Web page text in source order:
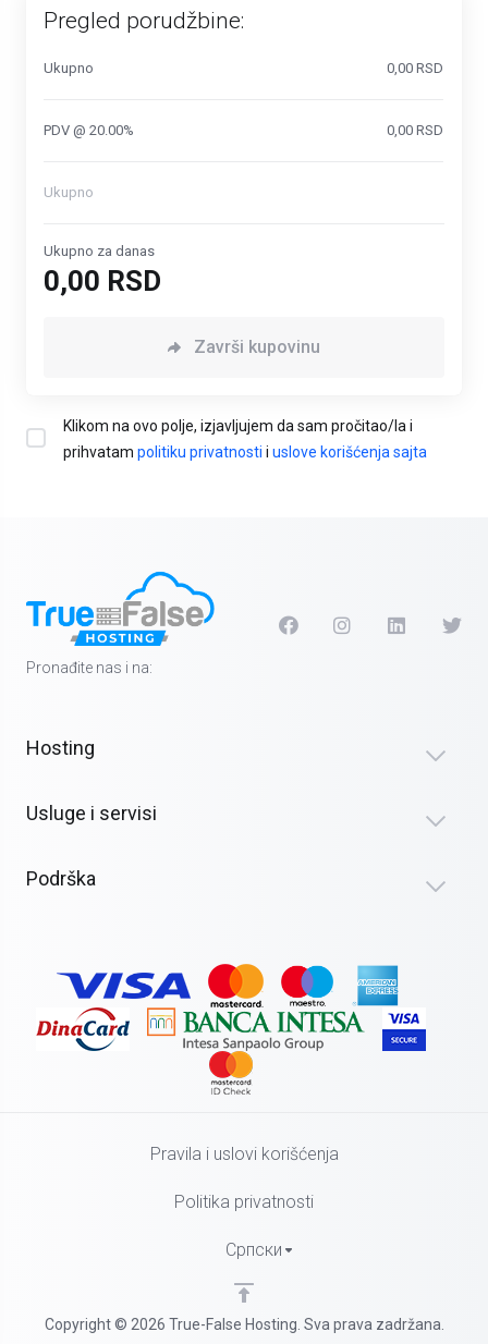
Pregled porudžbine:
Ukupno 0,00 RSD
PDV @ 20.00% 0,00 RSD
Ukupno
Ukupno za danas
0,00 RSD
Završi kupovinu
Klikom na ovo polje, izjavljujem da sam pročitao/la i
prihvatam politiku privatnosti i uslove korišćenja sajta
Pronađite nas i na:
Hosting
Usluge i servisi
Podrška
Copyright © 2026 True-False Hosting. Sva prava zadržana.
Pravila i uslovi korišćenja
Politika privatnosti
Српски